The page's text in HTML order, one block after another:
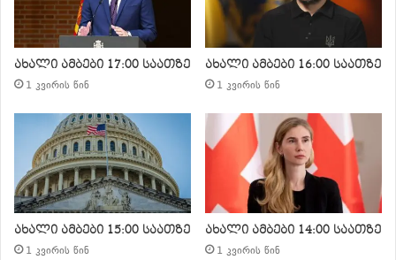
ახალი ამბები 17:00 საათზე
1 კვირის წინ
ახალი ამბები 16:00 საათზე
1 კვირის წინ
ახალი ამბები 15:00 საათზე
1 კვირის წინ
ახალი ამბები 14:00 საათზე
1 კვირის წინ